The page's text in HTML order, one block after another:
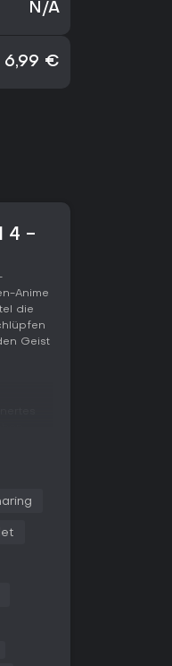
N/A
6,99 €
4 -
Anime
die
Geist